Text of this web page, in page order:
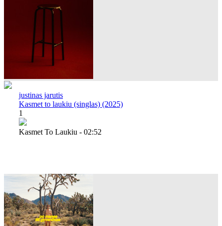
justinas jarutis
Kasmet to laukiu (singlas) (2025)
1
Kasmet To Laukiu - 02:52